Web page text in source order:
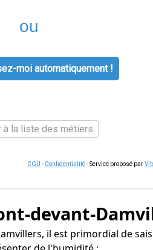
ou
moi automatiquement !
à la liste des métiers
CGU - Confidentialité- Service proposé par
devant-
il est primordial de